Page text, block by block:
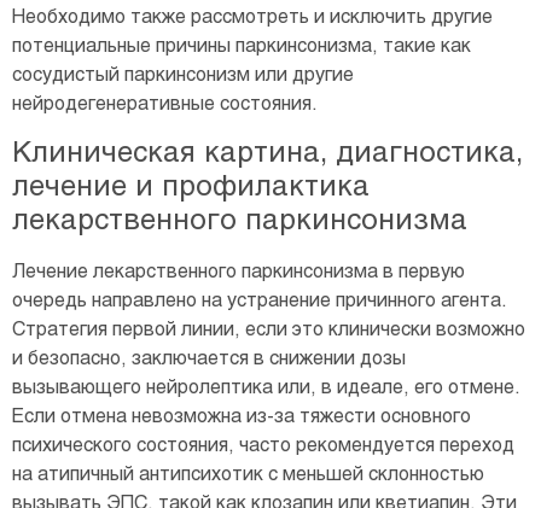
Необходимо также рассмотреть и исключить другие
потенциальные причины паркинсонизма, такие как
сосудистый паркинсонизм или другие
нейродегенеративные состояния.
Клиническая картина, диагностика,
лечение и профилактика
лекарственного паркинсонизма
Лечение лекарственного паркинсонизма в первую
очередь направлено на устранение причинного агента.
Стратегия первой линии, если это клинически возможно
и безопасно, заключается в снижении дозы
вызывающего нейролептика или, в идеале, его отмене.
Если отмена невозможна из-за тяжести основного
психического состояния, часто рекомендуется переход
на атипичный антипсихотик с меньшей склонностью
вызывать ЭПС, такой как клозапин или кветиапин. Эти